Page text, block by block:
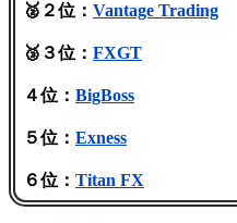
🥈２位： Vantage Trading
🥉３位： FXGT
４位： BigBoss
５位： Exness
６位： Titan FX